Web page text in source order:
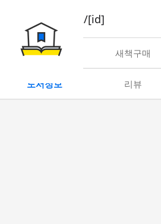
book/rent/[id]
대여 새책구매
도서정보 리뷰